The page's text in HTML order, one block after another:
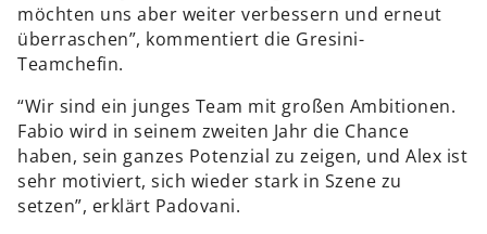
möchten uns aber weiter verbessern und erneut
überraschen”, kommentiert die Gresini-
Teamchefin.
“Wir sind ein junges Team mit großen Ambitionen.
Fabio wird in seinem zweiten Jahr die Chance
haben, sein ganzes Potenzial zu zeigen, und Alex ist
sehr motiviert, sich wieder stark in Szene zu
setzen”, erklärt Padovani.